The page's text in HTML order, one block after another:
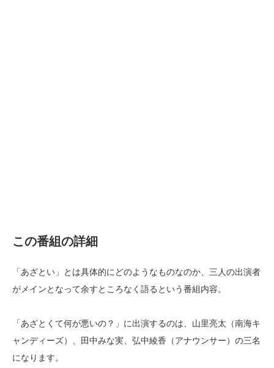
この番組の詳細
「あざとい」とは具体的にどのようなものなのか、三人の出演者
がメインとなって余すところなく語るという番組内容。
「あざとくて何が悪いの？」に出演するのは、山里亮太（南海キ
ャンディーズ）、田中みな実、弘中綾香（アナウンサー）の三名
になります。